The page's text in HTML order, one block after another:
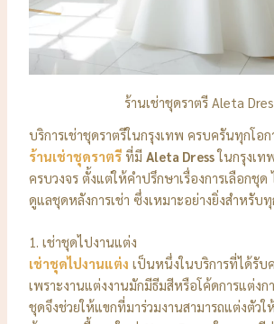
ร้านเช่าชุดราตรี Aleta
บริการเช่าชุดราตรีในกรุงเทพ ครบครันทุกโอก
ร้านเช่าชุดราตรี ที่มีAleta Dressในกรุงเท
ครบวงจร ตั้งแต่ให้คำปรึกษาเรื่องการเลือกชุด
ดูแลชุดหลังการเช่า ซึ่งเหมาะอย่างยิ่งสำหรับ
1. เช่าชุดไปงานแต่ง
เช่าชุดไปงานแต่ง เป็นหนึ่งในบริการที่ได้รับ
เพราะงานแต่งงานมักมีธีมสีหรือโค้ดการแต่งก
ชุดจึงช่วยให้แขกที่มาร่วมงานสามารถแต่งตัวใ